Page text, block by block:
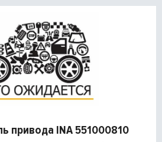
привода INA 551000810